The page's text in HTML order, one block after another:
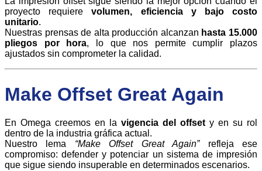
proyecto requierevolumen, eficiencia y bajo costo
unitario.
Nuestras prensas de alta producción alcanzan hasta 15.000
pliegos por hora, lo que nos permite cumplir plazos
ajustados sin comprometer la calidad.
Make Offset Great Again
En Omega creemos en la vigencia del offset y en su rol
dentro de la industria gráfica actual.
Nuestro lema “Make Offset Great Again”refleja ese
compromiso: defender y potenciar un sistema de impresión
que sigue siendo insuperable en determinados escenarios.